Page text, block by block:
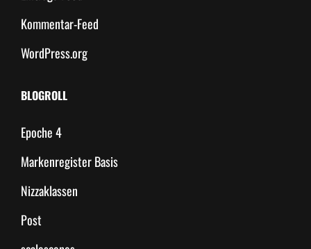
Kommentar-Feed
WordPress.org
BLOGROLL
Epoche 4
Markenregister Basis
Nizzaklassen
Post